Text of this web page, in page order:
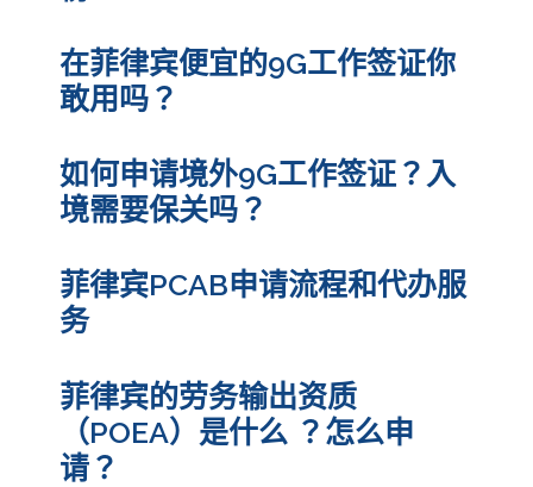
在菲律宾便宜的9G工作签证你
敢用吗？
如何申请境外9G工作签证？入
境需要保关吗？
菲律宾PCAB申请流程和代办服
务
菲律宾的劳务输出资质
（POEA）是什么 ？怎么申
请？